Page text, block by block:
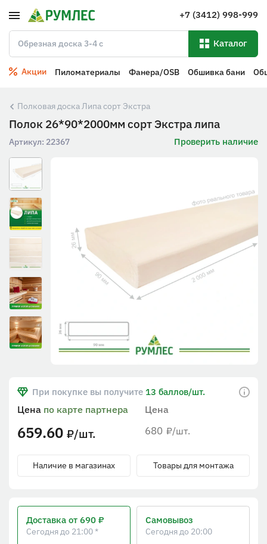
+7 (3412) 998-999
Каталог
Акции Пиломатериалы Фанера/OSB Обшивка бани
Полковая доска Липа сорт Экстра
Полок 26*90*2000мм сорт Экстра липа
Артикул: 22367 Проверить наличие
При покупке вы получите 13 баллов/шт.
Цена
680 ₽/шт.
Цена по карте партнера
659.60 ₽/шт.
Наличие в магазинах Товары для монтажа
Доставка от 690 ₽
Сегодня до 21:00 *
Самовывоз
Сегодня до 20:00